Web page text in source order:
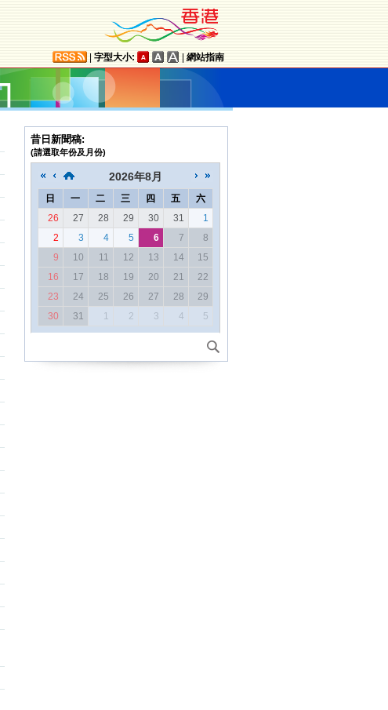
字型大小: 網站指南
昔日新聞稿:
(請選取年份及月份)
2026年8月
日 一 二 三 四 五
六
26
27 28 29 30 31
1
2
3 4 5 6 7
8
9
10 11 12 13 14
15
16
17 18 19 20 21
22
23
24 25 26 27 28
29
30
31 1 2 3 4 5